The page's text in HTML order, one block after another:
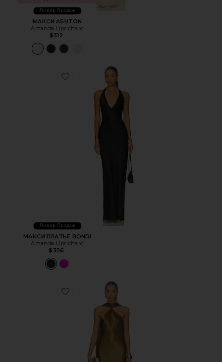
Лидер Продаж
МАКСИ ASHTON
Amanda Uprichard
$312
Favorite МАКСИ ПЛАТЬЕ BONDI
Лидер Продаж
МАКСИ ПЛАТЬЕ BONDI
Amanda Uprichard
$356
Favorite МАКСИ ПЛАТЬЕ ASHTON